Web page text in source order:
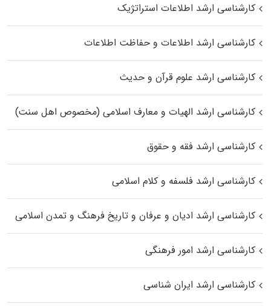
کارشناسی ارشد اطلاعات استراتژیک
کارشناسی ارشد اطلاعات و حفاظت اطلاعات
کارشناسی ارشد علوم قرآن و حدیث
کارشناسی ارشد الهیات و معارف اسلامی (مخصوص اهل سنت)
کارشناسی ارشد فقه و حقوق
کارشناسی ارشد فلسفه و کلام اسلامی
کارشناسی ارشد ادیان و عرفان و تاریخ فرهنگ و تمدن اسلامی
کارشناسی ارشد امور فرهنگی
کارشناسی ارشد ایران شناسی